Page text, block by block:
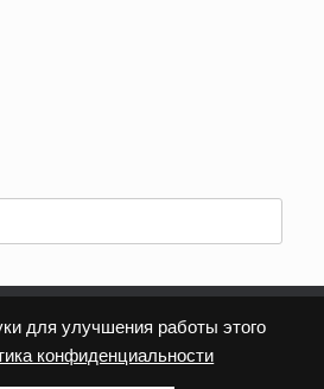
для улучшения работы этого
конфиденциальности
конфиденциальности